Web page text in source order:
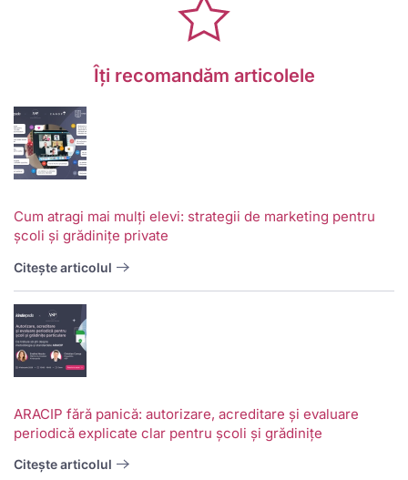
Îți recomandăm articolele
Cum atragi mai mulți elevi: strategii de marketing pentru
școli și grădinițe private
Citește articolul
ARACIP fără panică: autorizare, acreditare și evaluare
periodică explicate clar pentru școli și grădinițe
Citește articolul